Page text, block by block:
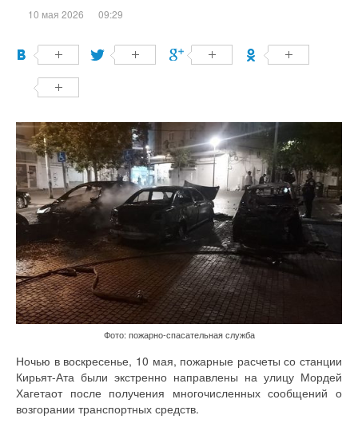
10 мая 2026 09:29
Фото: пожарно-спасательная служба
Ночью в воскресенье, 10 мая, пожарные расчеты со станции
Кирьят-Ата были экстренно направлены на улицу Мордей
Хагетаот после получения многочисленных сообщений о
возгорании транспортных средств.